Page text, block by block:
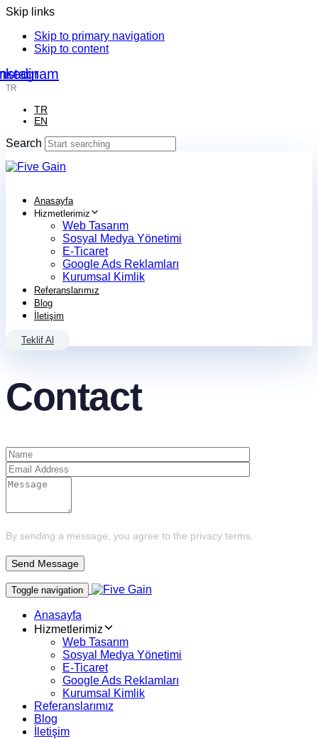
Skip links
Skip to primary navigation
Skip to content
TR
TR
EN
Search
Anasayfa
Hizmetlerimiz
Web Tasarım
Sosyal Medya Yönetimi
E-Ticaret
Google Ads Reklamları
Kurumsal Kimlik
Referanslarımız
Blog
İletişim
Teklif Al
Contact
By sending a message, you agree to the privacy terms.
Toggle navigation
Anasayfa
Hizmetlerimiz
Web Tasarım
Sosyal Medya Yönetimi
E-Ticaret
Google Ads Reklamları
Kurumsal Kimlik
Referanslarımız
Blog
İletişim